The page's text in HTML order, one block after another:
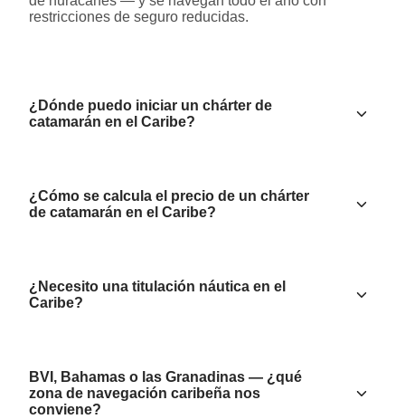
restricciones de seguro reducidas.
¿Dónde puedo iniciar un chárter de
catamarán en el Caribe?
¿Cómo se calcula el precio de un chárter
de catamarán en el Caribe?
¿Necesito una titulación náutica en el
Caribe?
BVI, Bahamas o las Granadinas — ¿qué
zona de navegación caribeña nos
conviene?